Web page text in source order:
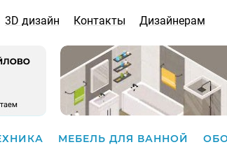
3D дизайн Контакты Дизайнерам
МЕБЕЛЬ ДЛЯ ВАННОЙ